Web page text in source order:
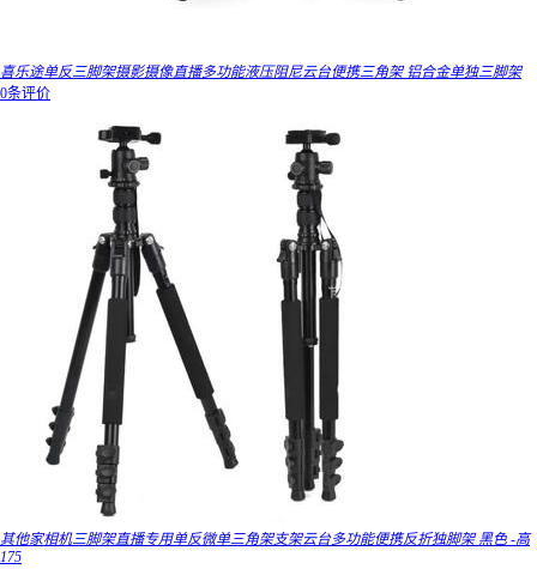
喜乐途单反三脚架摄影摄像直播多功能液压阻尼云台便携三角架 铝合金单独三脚架
0条评价
其他家相机三脚架直播专用单反微单三角架支架云台多功能便携反折独脚架 黑色 -高
175